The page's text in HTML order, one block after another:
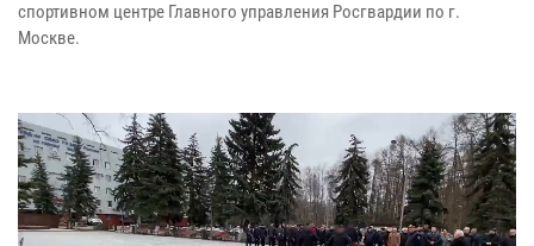
спортивном центре Главного управления Росгвардии по г.
Москве.